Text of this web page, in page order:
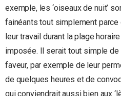
exemple, les ‘oiseaux de nuit’
fainéants tout simplement parce
leur travail durant la plage horaire
imposée. Il serait tout simple
faveur, par exemple de leur
de quelques heures et de
qui conviendrait aussi bien aux